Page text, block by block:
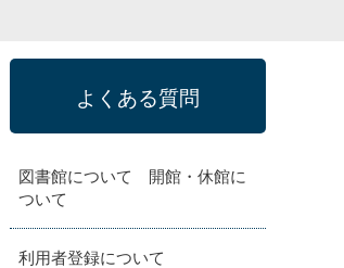
よくある質問
図書館について 開館・休館に
ついて
利用者登録について